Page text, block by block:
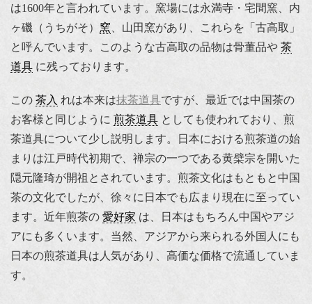
は1600年と言われています。窯場には永満寺・宅間窯、内
ヶ磯（うちがそ） 窯 、山田窯があり、これらを「古高取」
と呼んでいます。このような古高取の品物は骨董品や 茶
道具 に残っております。
この 茶入 れは本来は抹茶道具ですが、最近では中国茶の
お客様と同じように 煎茶道具 としても使われており、煎
茶道具について少し説明します。日本における煎茶道の始
まりは江戸時代初期で、禅宗の一つである黄檗宗を開いた
隠元隆琦が開祖とされています。煎茶文化はもともと中国
茶の文化でしたが、徐々に日本でも広まり現在に至ってい
ます。近年煎茶の 愛好家 は、日本はもちろん中国やアジ
アにも多くいます。当然、アジアから来られる外国人にも
日本の煎茶道具は人気があり、高価な価格で流通していま
す。